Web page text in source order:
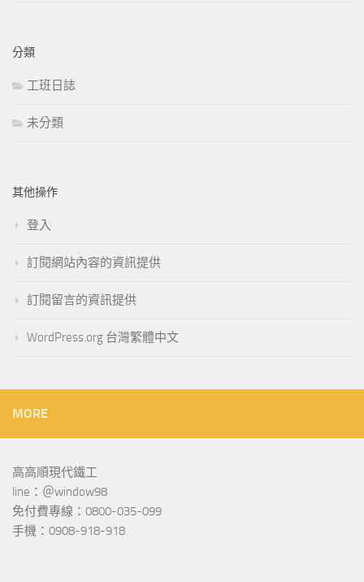
分類
工班日誌
未分類
其他操作
登入
訂閱網站內容的資訊提供
訂閱留言的資訊提供
WordPress.org 台灣繁體中文
MORE
高高順現代鐵工
line：＠window98
免付費專線：0800-035-099
手機：0908-918-918